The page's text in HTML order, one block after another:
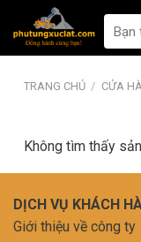
content
TRANG CHỦ / CỬA
Không tìm thấy
DỊCH VỤ KHÁCH
Giới thiệu về công ty